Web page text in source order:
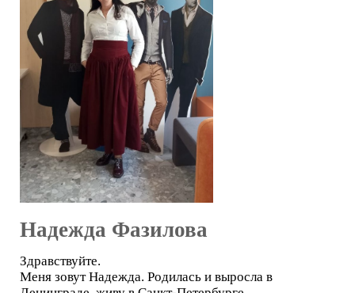
Надежда Фазилова
Здравствуйте.
Меня зовут Надежда. Родилась и выросла в